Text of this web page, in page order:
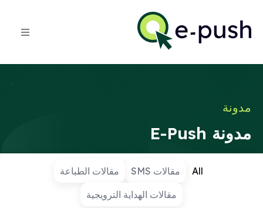
مدونة
مدونة E-Push
مقالات SMS
مقالات الطباعة
مقالات الهداية الترويجية
All